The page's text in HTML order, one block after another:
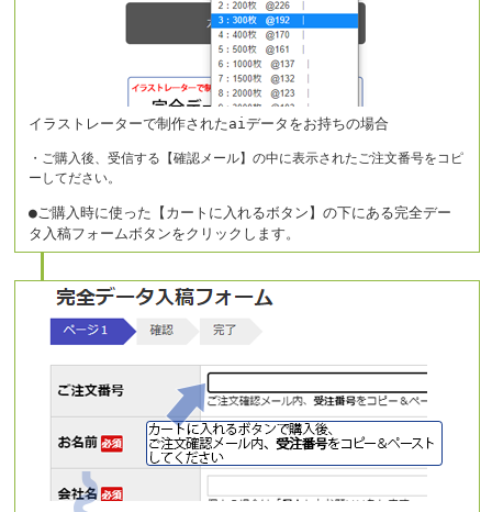
イラストレーターで制作されたaiデータをお持ちの場合
・ご購入後、受信する【確認メール】の中に表示されたご注文番号をコピ
ーしてださい。
●ご購入時に使った【カートに入れるボタン】の下にある完全デー
タ入稿フォームボタンをクリックします。